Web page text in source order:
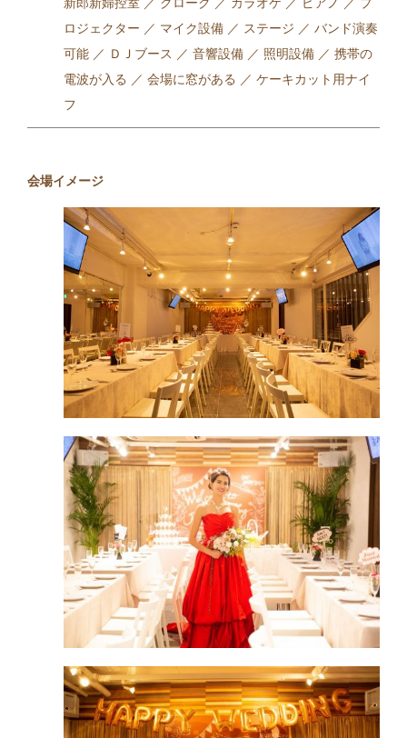
新郎新婦控室 ／ クローク ／ カラオケ ／ ピアノ ／ プ
ロジェクター ／ マイク設備 ／ ステージ ／ バンド演奏
可能 ／ ＤＪブース ／ 音響設備 ／ 照明設備 ／ 携帯の
電波が入る ／ 会場に窓がある ／ ケーキカット用ナイ
フ
会場イメージ